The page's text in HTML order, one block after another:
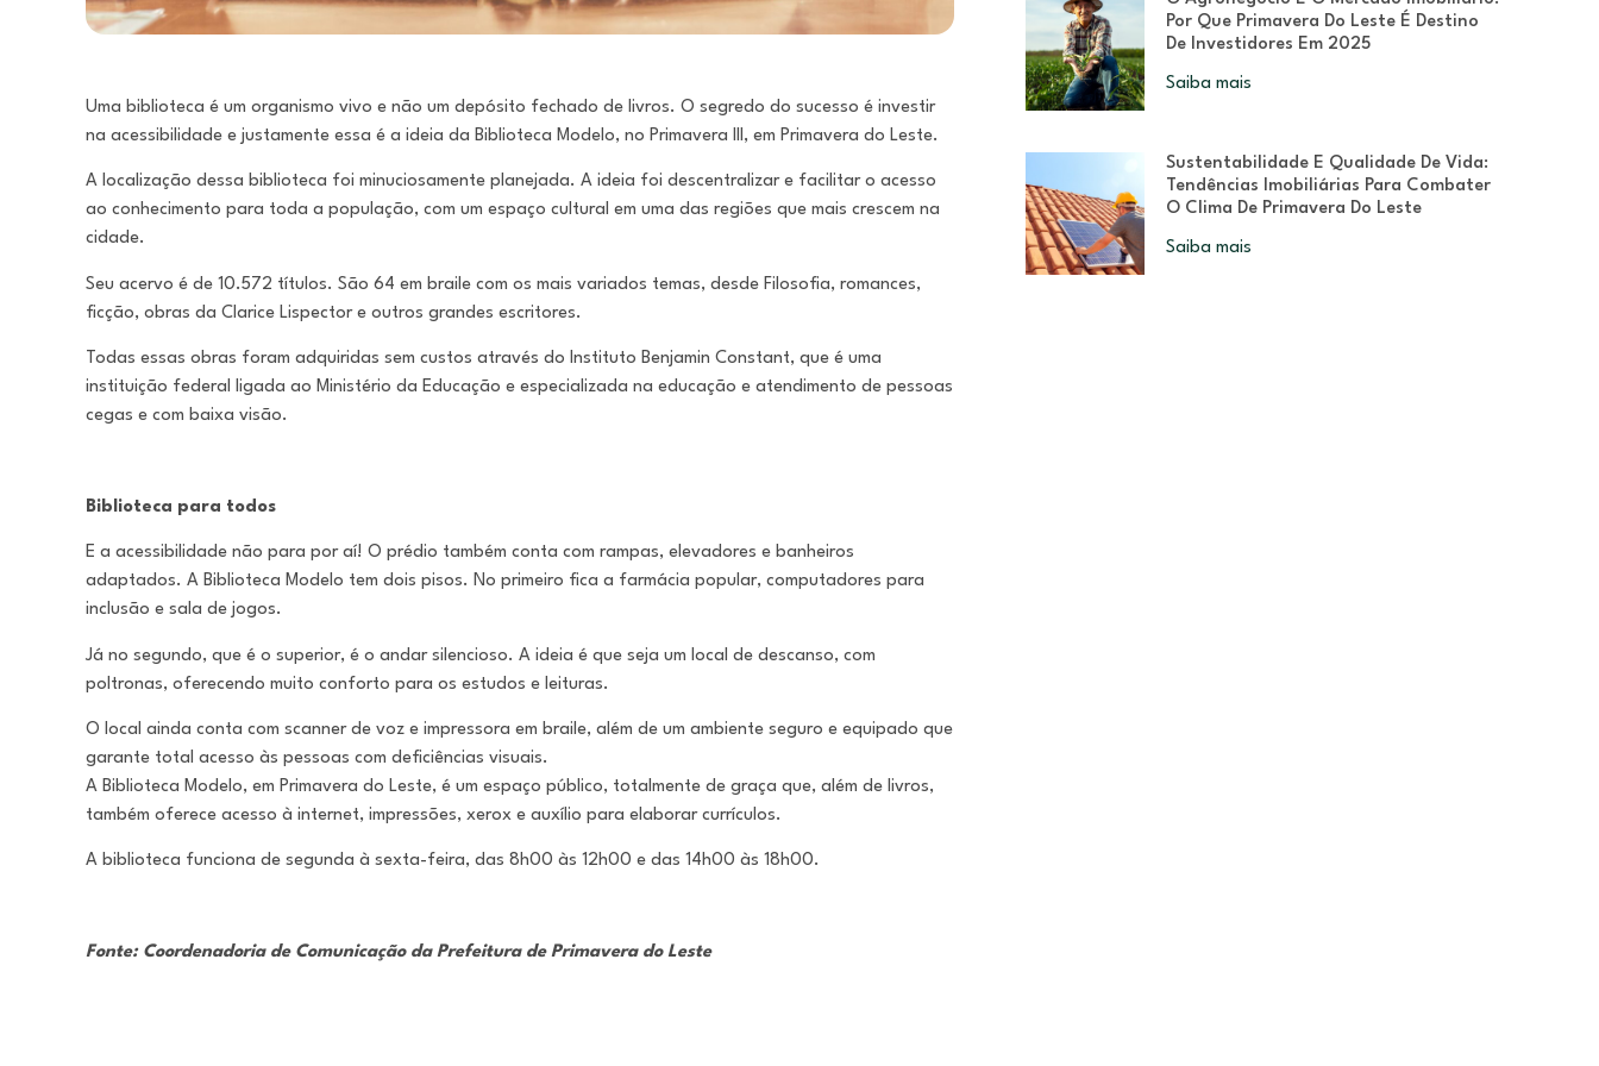
Uma biblioteca é um organismo vivo e não um depósito fechado de livros. O segredo do sucesso é investir
na acessibilidade e justamente essa é a ideia da Biblioteca Modelo, no Primavera III, em Primavera do Leste.
A localização dessa biblioteca foi minuciosamente planejada. A ideia foi descentralizar e facilitar o acesso
ao conhecimento para toda a população, com um espaço cultural em uma das regiões que mais crescem na
cidade.
Seu acervo é de 10.572 títulos. São 64 em braile com os mais variados temas, desde Filosofia, romances,
ficção, obras da Clarice Lispector e outros grandes escritores.
Todas essas obras foram adquiridas sem custos através do Instituto Benjamin Constant, que é uma
instituição federal ligada ao Ministério da Educação e especializada na educação e atendimento de pessoas
cegas e com baixa visão.
Biblioteca para todos
E a acessibilidade não para por aí! O prédio também conta com rampas, elevadores e banheiros
adaptados. A Biblioteca Modelo tem dois pisos. No primeiro fica a farmácia popular, computadores para
inclusão e sala de jogos.
Já no segundo, que é o superior, é o andar silencioso. A ideia é que seja um local de descanso, com
poltronas, oferecendo muito conforto para os estudos e leituras.
O local ainda conta com scanner de voz e impressora em braile, além de um ambiente seguro e equipado que
garante total acesso às pessoas com deficiências visuais.
A Biblioteca Modelo, em Primavera do Leste, é um espaço público, totalmente de graça que, além de livros,
também oferece acesso à internet, impressões, xerox e auxílio para elaborar currículos.
A biblioteca funciona de segunda à sexta-feira, das 8h00 às 12h00 e das 14h00 às 18h00.
Fonte: Coordenadoria de Comunicação da Prefeitura de Primavera do Leste
Por Que Primavera Do Leste É Destino
De Investidores Em 2025
Saiba mais
Sustentabilidade E Qualidade De Vida:
Tendências Imobiliárias Para Combater
O Clima De Primavera Do Leste
Saiba mais